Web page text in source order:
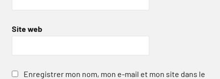
Site web
Enregistrer mon nom, mon e-mail et mon site dans le